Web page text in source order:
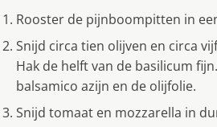
Rooster de pijnboompitten in
Snijd circa tien olijven en circa
Hak de helft van de basilicum
balsamico azijn en de olijfolie.
Snijd tomaat en mozzarella in